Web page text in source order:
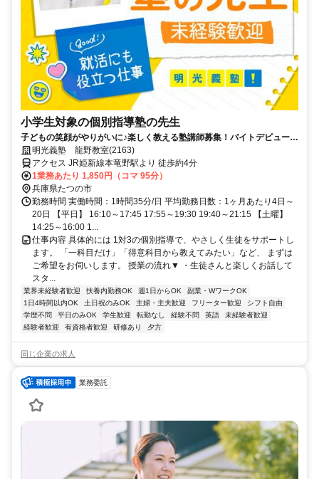
小学生対象の個別指導塾の先生
子どもの笑顔がやりがいに♪楽しく教える塾講師募集！バイトデビューで
も安心の研修あり！週1日からOK
明光義塾 龍野教室(2163)
アクセス JR姫新線本竜野駅より 徒歩約4分
1業務あたり 1,850円（コマ 95分）
兵庫県たつの市
勤務時間 実働時間：1時間35分/日 平均勤務日数：1ヶ月あたり4日～
20日 【平日】 16:10～17:45 17:55～19:30 19:40～21:15 【土曜】
14:25～16:00 1...
仕事内容 具体的には 1対3の個別指導で、やさしく生徒をサポートし
ます。 「一科目だけ」「得意科目から教えてみたい」など、 まずは
ご希望をお伺いします。 授業の流れ▼ ・生徒さんと楽しくお話して
スタ...
業界未経験者歓迎 扶養内勤務OK 週1日からOK
副業・WワークOK
1日4時間以内OK
土日祝のみOK 主婦・主夫歓迎 フリーター歓迎
シフト自由
学歴不問
平日のみOK 学生歓迎 転勤なし 経験不問 英語
未経験者歓迎
経験者歓迎
有資格者歓迎 研修あり 夕方
同じ企業の求人
業務委託